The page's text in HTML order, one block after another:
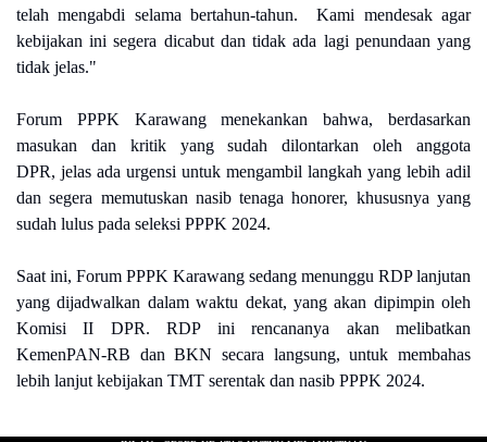
telah mengabdi selama bertahun-tahun.Kami mendesak agar
kebijakan ini segera dicabut dan tidak ada lagi penundaan yang
tidak jelas."
Forum PPPK Karawang menekankan bahwa, berdasarkan
masukan dan kritik yang sudah dilontarkan oleh anggota
DPR, jelas ada urgensi untuk mengambil langkah yang lebih adil
dan segera memutuskan nasib tenaga honorer, khususnya yang
sudah lulus pada seleksi PPPK 2024.
Saat ini, Forum PPPK Karawang sedang menunggu RDP lanjutan
yang dijadwalkan dalam waktu dekat, yang akan dipimpin oleh
Komisi II DPR. RDP ini rencananya akan melibatkan
KemenPAN-RB dan BKN secara langsung, untuk membahas
lebih lanjut kebijakan TMT serentak dan nasib PPPK 2024.